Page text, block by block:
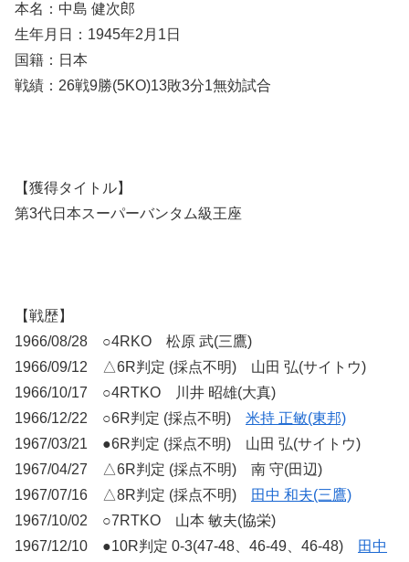
本名：中島 健次郎
生年月日：1945年2月1日
国籍：日本
戦績：26戦9勝(5KO)13敗3分1無効試合
【獲得タイトル】
第3代日本スーパーバンタム級王座
【戦歴】
1966/08/28 ○4RKO 松原 武(三鷹)
1966/09/12 △6R判定 (採点不明) 山田 弘(サイトウ)
1966/10/17 ○4RTKO 川井 昭雄(大真)
1966/12/22 ○6R判定 (採点不明) 米持 正敏(東邦)
1967/03/21 ●6R判定 (採点不明) 山田 弘(サイトウ)
1967/04/27 △6R判定 (採点不明) 南 守(田辺)
1967/07/16 △8R判定 (採点不明)
田中 和夫(三鷹)
1967/10/02 ○7RTKO 山本 敏夫(協栄)
1967/12/10 ●10R判定 0-3(47-48、46-49、46-48)
田中